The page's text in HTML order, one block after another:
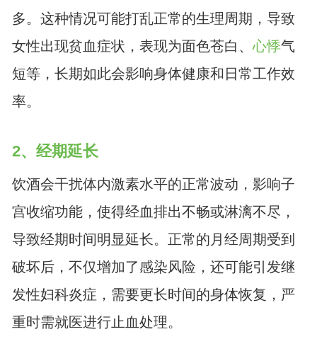
多。这种情况可能打乱正常的生理周期，导致
女性出现贫血症状，表现为面色苍白、心悸气
短等，长期如此会影响身体健康和日常工作效
率。
2、经期延长
饮酒会干扰体内激素水平的正常波动，影响子
宫收缩功能，使得经血排出不畅或淋漓不尽，
导致经期时间明显延长。正常的月经周期受到
破坏后，不仅增加了感染风险，还可能引发继
发性妇科炎症，需要更长时间的身体恢复，严
重时需就医进行止血处理。